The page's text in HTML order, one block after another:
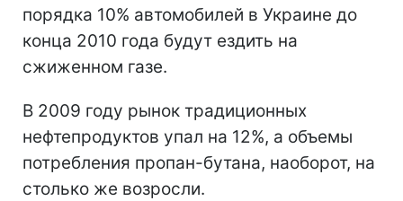
порядка 10% автомобилей в Украине до
конца 2010 года будут ездить на
сжиженном газе.
В 2009 году рынок традиционных
нефтепродуктов упал на 12%, а объемы
потребления пропан-бутана, наоборот, на
столько же возросли.